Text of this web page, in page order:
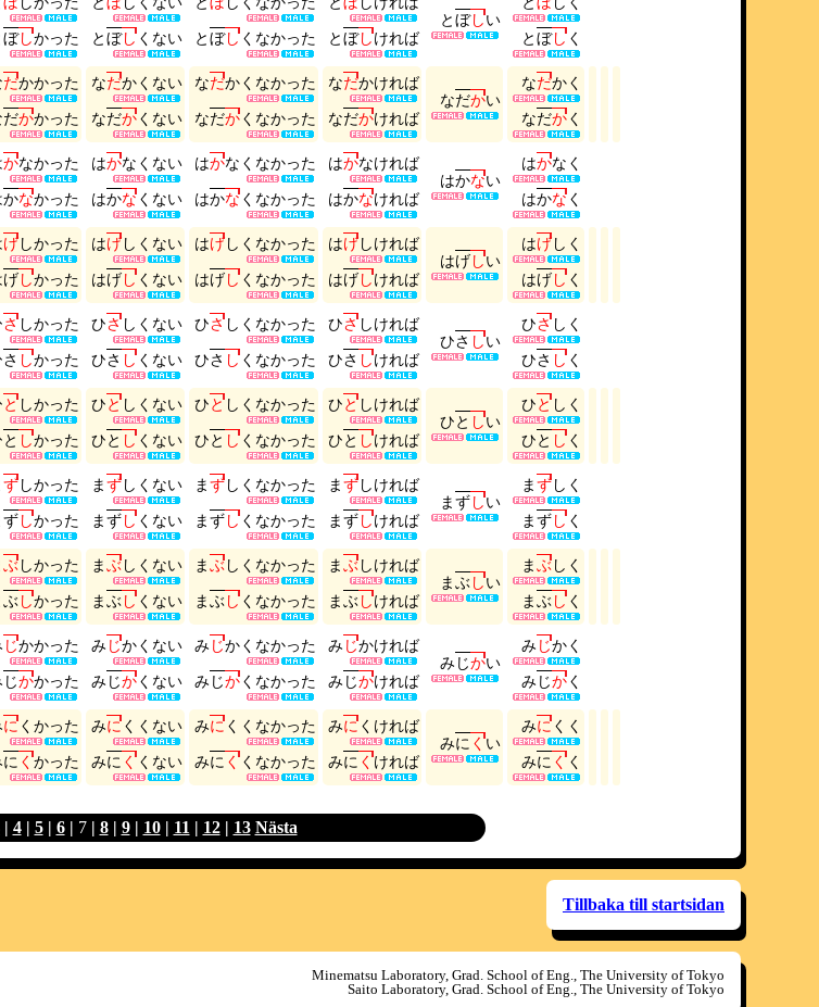
ぼしかった とぼしく ない とぼしく なかった とぼしければ
とぼしい
とぼしく
だかかった
だかかった
なだかく ない
なだかく ない
なだかく なかった
なだかく なかった
なだかければ
なだかければ
なだかい
なだかく
なだかく
かなかった
かなかった
はかな く ない
はかなく ない
はかな く なかった
はかなく なかった
はかなければ
はかなければ
はかない
はかな く
はかなく
げしかった
げしかった
はげし く ない
はげしく ない
はげし く なかった
はげしく なかった
はげしければ
はげしければ
はげしい
はげし く
はげしく
さしかった
さ しかった
ひさし く ない
ひさ しく ない
ひさし く なかった
ひさ しく なかった
ひさしければ
ひさ しければ
ひさ しい
ひさし く
ひさ しく
としかった
と しかった
ひとし く ない
ひと しく ない
ひとし く なかった
ひと しく なかった
ひとしければ
ひと しければ
ひと しい
ひとし く
ひと しく
ずしかった
ずしかった
まずし く ない
まずしく ない
まずし く なかった
まずしく なかった
まずしければ
まずしければ
まずしい
まずし く
まずしく
ぶしかった
ぶ しかった
まぶし く ない
まぶ しく ない
まぶし く なかった
まぶ しく なかった
まぶしければ
まぶ しければ
まぶ しい
まぶし く
まぶ しく
じかかった
じかかった
みじかく ない
みじかく ない
みじかく なかった
みじかく なかった
みじかければ
みじかければ
みじかい
みじかく
みじかく
にく かった
に くかった
みにく く ない
みに くく ない
みにく く なかった
みに くく なかった
みにく ければ
みに くければ
みに くい
みにく く
みに くく
| 4| 5| 6| 7| 8| 9| 10| 11 | 12| 13 Nästa
Tillbaka till startsidan
Minematsu Laboratory, Grad. School of Eng., The University of Tokyo
Saito Laboratory, Grad. School of Eng., The University of Tokyo